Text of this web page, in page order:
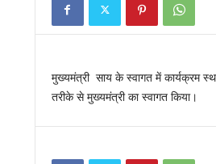
मुख्यमंत्री साय के स्वागत में कार्यक्रम
तरीके से मुख्यमंत्री का स्वागत किया।